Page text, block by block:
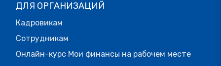
ДЛЯ ОРГАНИЗАЦИЙ
Кадровикам
Сотрудникам
Онлайн-курс Мои финансы на рабочем месте